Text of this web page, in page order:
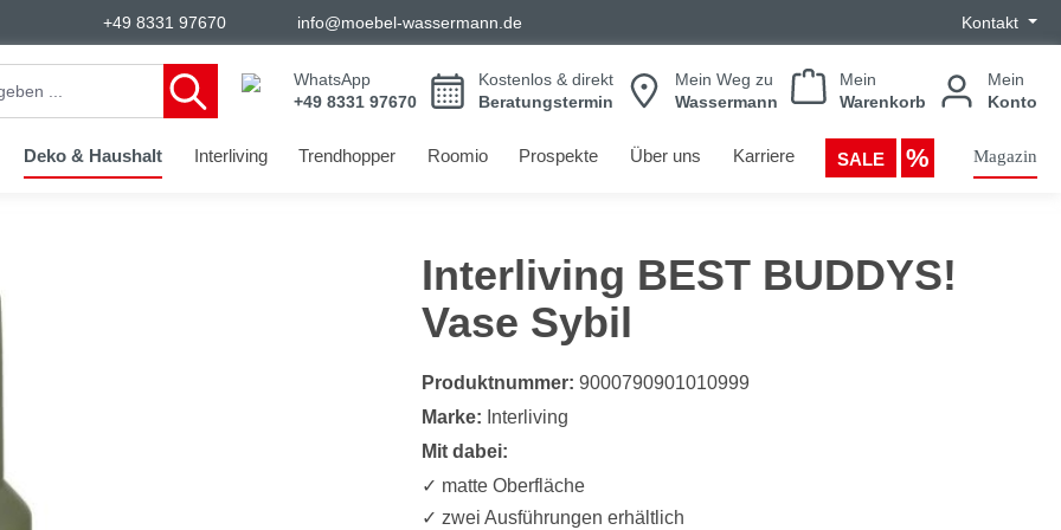
+49 8331 97670 info@moebel-wassermann.de Kontakt
WhatsApp
+49 8331 97670
Kostenlos & direkt
Beratungstermin
Mein Weg zu
Wassermann
Mein
Warenkorb
Mein
Konto
Deko & Haushalt Interliving Trendhopper Roomio Prospekte Über uns Karriere SALE Magazin
Interliving BEST BUDDYS!
Vase Sybil
Produktnummer: 9000790901010999
Marke: Interliving
Mit dabei:
✓ matte Oberfläche
✓ zwei Ausführungen erhältlich